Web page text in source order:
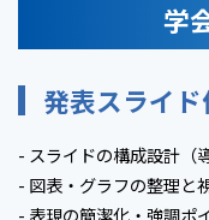
学
発表スライ
- スライドの構成設計（
- 図表・グラフの整理と